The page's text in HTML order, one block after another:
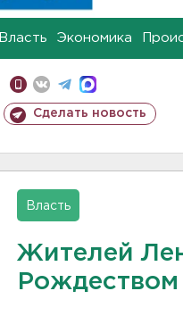
Власть Экономика
Сделать новость
Власть
Жителей